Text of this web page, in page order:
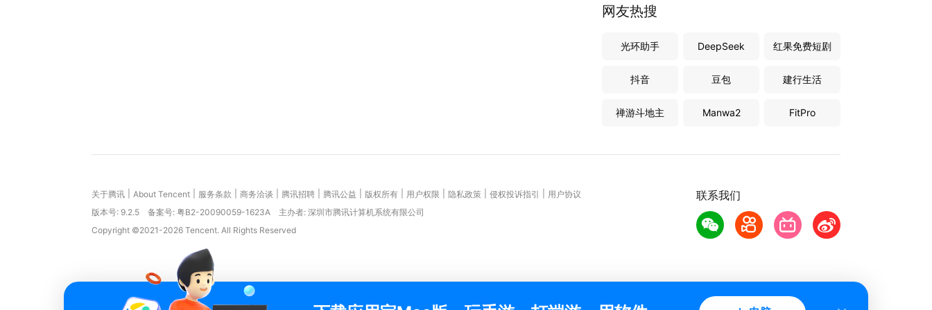
网友热搜
光环助手 DeepSeek 红果免费短剧
抖音 豆包 建行生活
禅游斗地主 Manwa2 FitPro
联系我们
关于腾讯 About Tencent 服务条款 商务洽谈 腾讯招聘 腾讯公益 版权所有 用户权限 隐私政策 侵权投诉指引
用户协议
版本号: 9.2.5 备案号: 粤B2-20090059-1623A
主办者: 深圳市腾讯计算机系统有限公司
Copyright ©2021-2026 Tencent. All Rights Reserved